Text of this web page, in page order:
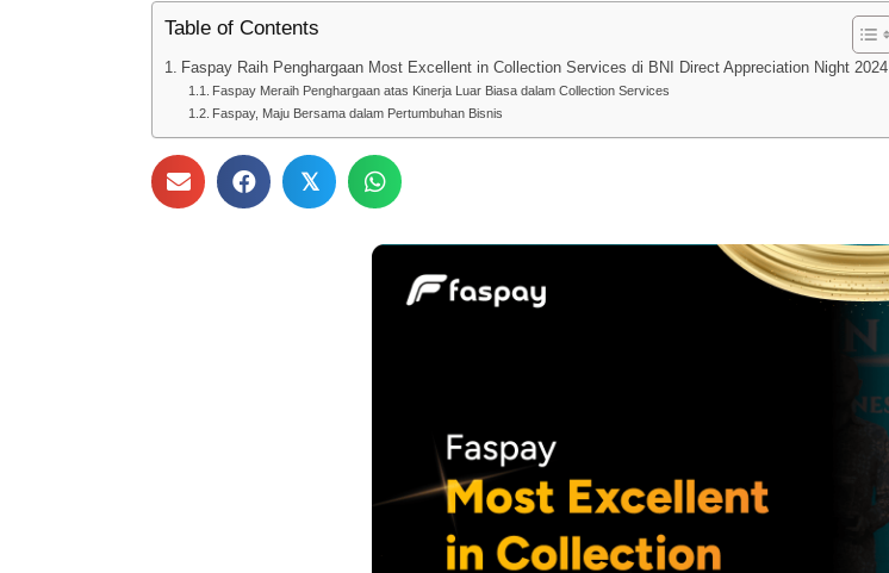
Table of Contents
Faspay Raih Penghargaan Most Excellent in Collection Services di BNI Direct Appreciation Night 2024
Faspay Meraih Penghargaan atas Kinerja Luar Biasa dalam Collection Services
Faspay, Maju Bersama dalam Pertumbuhan Bisnis
𝕏